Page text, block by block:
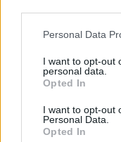
Please note that this
not limited to your
grant or deny
use your data for
consent section.
Personal Data
I want to opt-out
personal data.
Opted In
I want to opt-out
Personal Data.
Opted In
elmúlt öt évet
ölik meg
„A meleg
jellemzője